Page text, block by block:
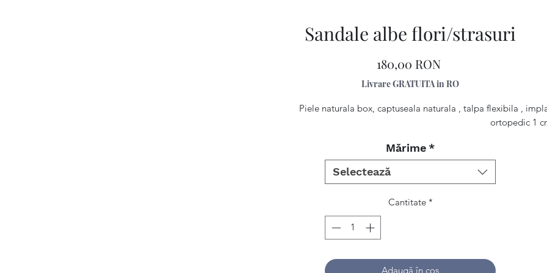
Sandale albe flori/strasuri
180,00 RONPreț
Livrare GRATUITA in RO
Piele naturala box, captuseala naturala , talpa flexibila ,
ortopedic 1
Mărime *
Selectează
Cantitate *
Adaugă în coș